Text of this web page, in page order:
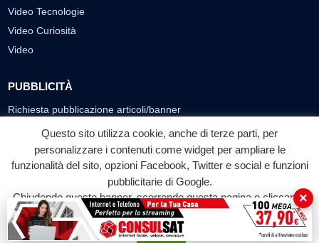
Video Tecnologie
Video Curiosità
Video
PUBBLICITÀ
Richiesta pubblicazione articoli/banner
SEGUICI SUI SOCIAL
f
Facebook
◎ ▶
YouTube
© 2026 LABTV - Tutti i diritti riservati
Questo sito utilizza cookie, anche di terze parti, per
personalizzare i contenuti come widget per ampliare le
funzionalità del sito, opzioni Facebook, Twitter e social e funzioni
pubblicitarie di Google.
Chiudendo questo banner, scorrendo questa pagina o cliccando
su qualunque suo elemento acconsenti all'uso dei cookie.
Accetta
×